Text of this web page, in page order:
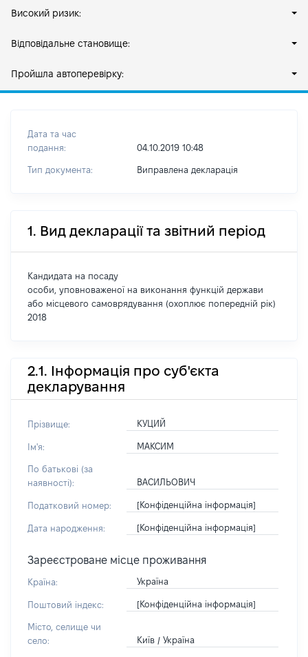
Високий ризик:
Відповідальне становище:
Пройшла автоперевірку:
Дата та час
подання:
04.10.2019 10:48
Тип документа: Виправлена декларація
1. Вид декларації та звітний період
Кандидата на посаду
особи, уповноваженої на виконання функцій держави
або місцевого самоврядування (охоплює попередній рік)
2018
2.1. Інформація про суб'єкта
декларування
Прізвище: КУЦИЙ
Ім'я: МАКСИМ
По батькові (за
наявності):
ВАСИЛЬОВИЧ
Податковий номер: [Конфіденційна інформація]
Дата народження: [Конфіденційна інформація]
Зареєстроване місце проживання
Країна: Україна
Поштовий індекс: [Конфіденційна інформація]
Місто, селище чи
село:
Київ / Україна